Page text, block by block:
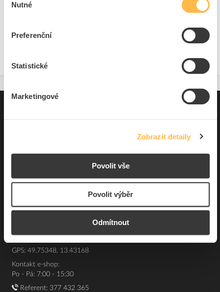
souhlasu
Nutné
Preferenční
Statistické
Marketingové
Zobrazit detaily
Povolit vše
Povolit výběr
Odmítnout
Přidat k porovnání
Elfetex, spol. s r.o.
DIČ: CZ40524485
GPS: 49.75348, 13.43168
Kontakt e-shop:
Po - Pá: 7:00 - 15:30
Referent: 377 432 365